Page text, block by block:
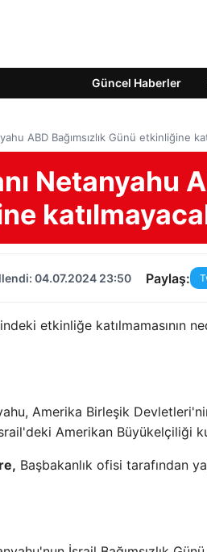
Güncel Haberler
ABD Bağımsızlık Günü etkinliğine
Netanyahu
04.07.2024 23:50 Paylaş:
etkinliğe katılmamasının
Amerika Birleşik
Amerikan Büyükelçiliği
, Başbakanlık ofisi tarafından